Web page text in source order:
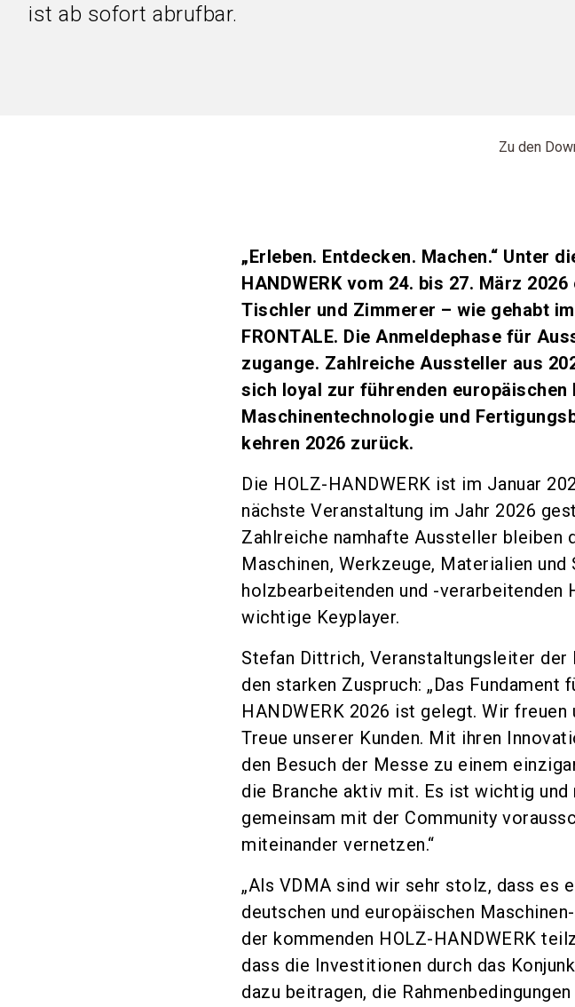
ist ab sofort abrufbar.
Zu den
„Erleben. Entdecken. Machen.“ Unter
HANDWERK vom 24. bis 27. März
Tischler und Zimmerer – wie gehabt
FRONTALE. Die Anmeldephase für
zugange. Zahlreiche Aussteller aus
sich loyal zur führenden europäischen
Maschinentechnologie und
kehren 2026 zurück.
Die HOLZ-HANDWERK ist im Januar
nächste Veranstaltung im Jahr 2026
Zahlreiche namhafte Aussteller bleiben
Maschinen, Werkzeuge, Materialien und
holzbearbeitenden und -verarbeitenden
wichtige Keyplayer.
Stefan Dittrich, Veranstaltungsleiter der
den starken Zuspruch: „Das
HANDWERK 2026 ist gelegt. Wir freuen
Treue unserer Kunden. Mit ihren
den Besuch der Messe zu einem
die Branche aktiv mit. Es ist wichtig
gemeinsam mit der Community
miteinander vernetzen.“
„Als VDMA sind wir sehr stolz, dass es
deutschen und europäischen
der kommenden HOLZ-HANDWERK
dass die Investitionen durch das
dazu beitragen, die